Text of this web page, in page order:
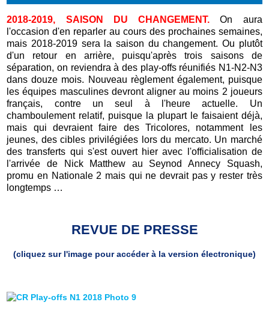
2018-2019, SAISON DU CHANGEMENT. On aura
l'occasion d'en reparler au cours des prochaines semaines,
mais 2018-2019 sera la saison du changement. Ou plutôt
d'un retour en arrière, puisqu'après trois saisons de
séparation, on reviendra à des play-offs réunifiés N1-N2-N3
dans douze mois. Nouveau règlement également, puisque
les équipes masculines devront aligner au moins 2 joueurs
français, contre un seul à l'heure actuelle. Un
chamboulement relatif, puisque la plupart le faisaient déjà,
mais qui devraient faire des Tricolores, notamment les
jeunes, des cibles privilégiées lors du mercato. Un marché
des transferts qui s'est ouvert hier avec l'officialisation de
l'arrivée de Nick Matthew au Seynod Annecy Squash,
promu en Nationale 2 mais qui ne devrait pas y rester très
longtemps …
REVUE DE PRESSE
(cliquez sur l'image pour accéder à la version électronique)